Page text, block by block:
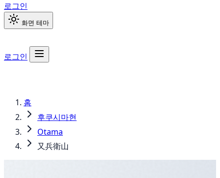
로그인
화면 테마
로그인
홈
후쿠시마현
Otama
又兵衛山